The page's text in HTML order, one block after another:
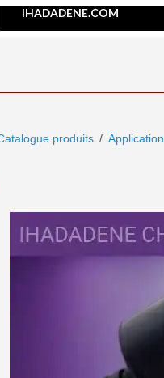
IHADADENE.COM
produits Application